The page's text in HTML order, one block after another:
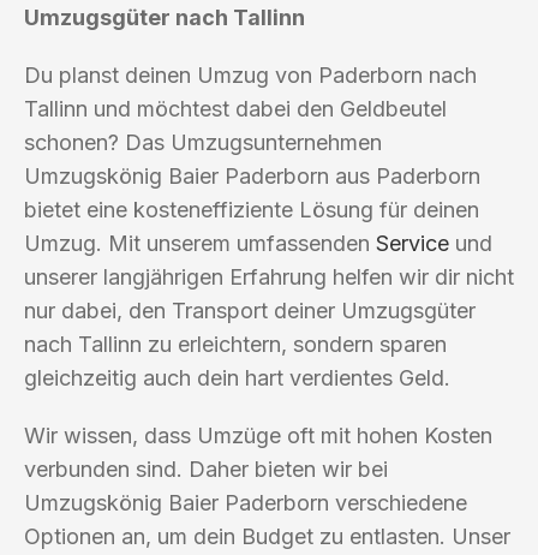
Umzugsgüter nach Tallinn
Du planst deinen Umzug von Paderborn nach
Tallinn und möchtest dabei den Geldbeutel
schonen? Das Umzugsunternehmen
Umzugskönig Baier Paderborn aus Paderborn
bietet eine kosteneffiziente Lösung für deinen
Umzug. Mit unserem umfassenden Service und
unserer langjährigen Erfahrung helfen wir dir nicht
nur dabei, den Transport deiner Umzugsgüter
nach Tallinn zu erleichtern, sondern sparen
gleichzeitig auch dein hart verdientes Geld.
Wir wissen, dass Umzüge oft mit hohen Kosten
verbunden sind. Daher bieten wir bei
Umzugskönig Baier Paderborn verschiedene
Optionen an, um dein Budget zu entlasten. Unser